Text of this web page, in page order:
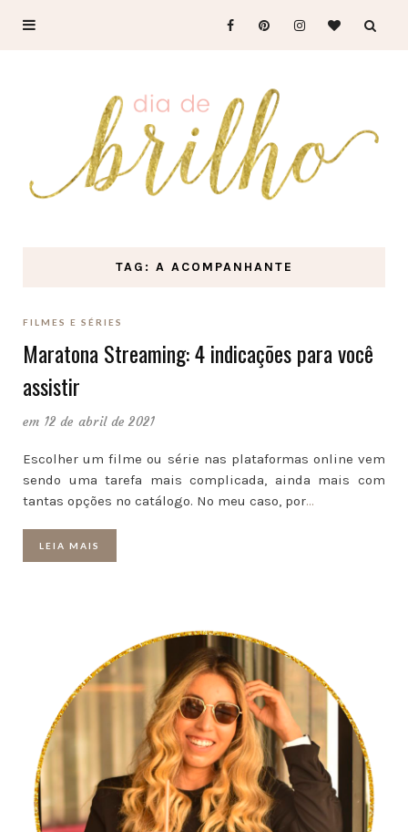
TAG: A ACOMPANHANTE
FILMES E SÉRIES
Maratona Streaming: 4 indicações para você
assistir
em 12 de abril de 2021
Escolher um filme ou série nas plataformas online vem
sendo uma tarefa mais complicada, ainda mais com
tantas opções no catálogo. No meu caso, por…
LEIA MAIS